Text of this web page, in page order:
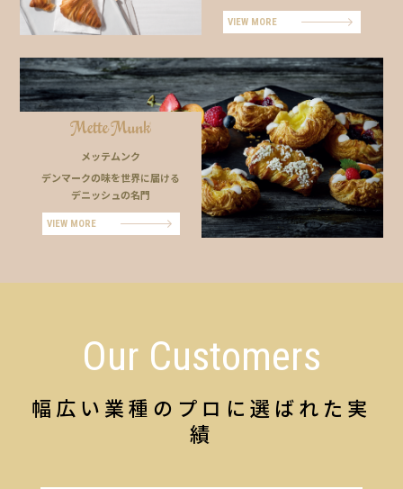
VIEW MORE
メッテムンク
デンマークの味を世界に届ける
デニッシュの名門
VIEW MORE
Our Customers
幅広い業種のプロに選ばれた実
績